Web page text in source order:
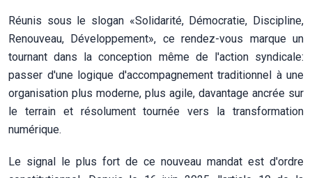
Réunis sous le slogan «Solidarité, Démocratie, Discipline,
Renouveau, Développement», ce rendez-vous marque un
tournant dans la conception même de l'action syndicale:
passer d'une logique d'accompagnement traditionnel à une
organisation plus moderne, plus agile, davantage ancrée sur
le terrain et résolument tournée vers la transformation
numérique.
Le signal le plus fort de ce nouveau mandat est d'ordre